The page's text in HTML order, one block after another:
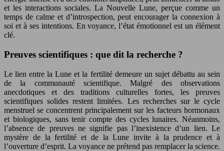
et les interactions sociales. La Nouvelle Lune, perçue comme un
temps de calme et d’introspection, peut encourager la connexion à
soi et à ses intentions. En voyance, l’état émotionnel est un élément
clé.
Preuves scientifiques : que dit la recherche ?
Le lien entre la Lune et la fertilité demeure un sujet débattu au sein
de la communauté scientifique. Malgré des observations
anecdotiques et des traditions culturelles fortes, les preuves
scientifiques solides restent limitées. Les recherches sur le cycle
menstruel se concentrent principalement sur les facteurs hormonaux
et biologiques, sans tenir compte des cycles lunaires. Néanmoins,
l’absence de preuves ne signifie pas l’inexistence d’un lien. Le
mystère de la fertilité et de la Lune invite à la prudence et à
l’ouverture d’esprit. La voyance ne prétend pas remplacer la science.